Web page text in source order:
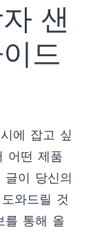
샌
드
에 잡고 싶
어떤 제품
이 당신의
와드릴 것
를 통해 올